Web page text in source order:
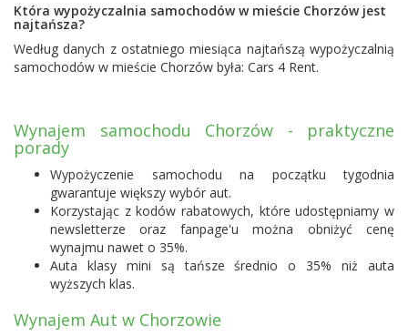
Która wypożyczalnia samochodów w mieście Chorzów jest
najtańsza?
Według danych z ostatniego miesiąca najtańszą wypożyczalnią
samochodów w mieście Chorzów była: Cars 4 Rent.
Wynajem samochodu Chorzów - praktyczne
porady
Wypożyczenie samochodu na początku tygodnia
gwarantuje większy wybór aut.
Korzystając z kodów rabatowych, które udostępniamy w
newsletterze oraz fanpage'u można obniżyć cenę
wynajmu nawet o 35%.
Auta klasy mini są tańsze średnio o 35% niż auta
wyższych klas.
Wynajem Aut w Chorzowie